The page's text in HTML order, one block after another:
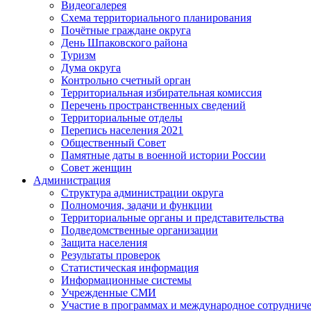
Видеогалерея
Схема территориального планирования
Почётные граждане округа
День Шпаковского района
Туризм
Дума округа
Контрольно счетный орган
Территориальная избирательная комиссия
Перечень пространственных сведений
Территориальные отделы
Перепись населения 2021
Общественный Совет
Памятные даты в военной истории России
Совет женщин
Администрация
Структура администрации округа
Полномочия, задачи и функции
Территориальные органы и представительства
Подведомственные организации
Защита населения
Результаты проверок
Статистическая информация
Информационные системы
Учрежденные СМИ
Участие в программах и международное